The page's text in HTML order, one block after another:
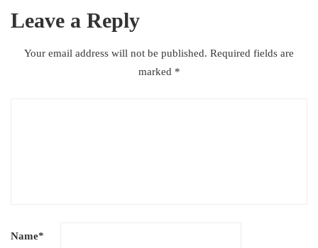
Leave a Reply
Your email address will not be published. Required fields are
marked *
Name*